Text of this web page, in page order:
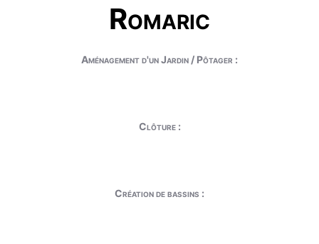
Romaric
Aménagement d'un Jardin / Pôtager :
Clôture :
Création de bassins :